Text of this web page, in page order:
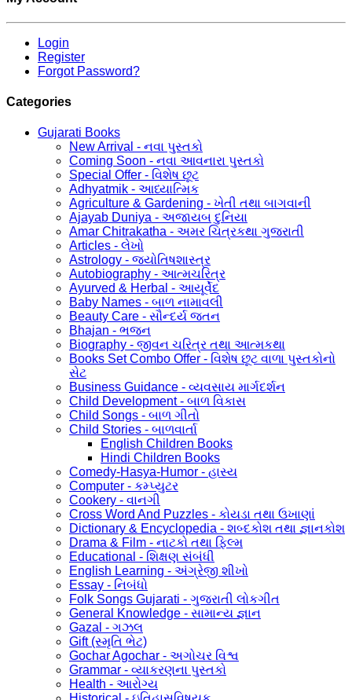
Login
Register
Forgot Password?
Categories
Gujarati Books
New Arrival - નવા પુસ્તકો
Coming Soon - નવા આવનારા પુસ્તકો
Special Offer - વિશેષ છૂટ
Adhyatmik - આધ્યાત્મિક
Agriculture & Gardening - ખેતી તથા બાગવાની
Ajayab Duniya - અજાયબ દુનિયા
Amar Chitrakatha - અમર ચિત્રકથા ગુજરાતી
Articles - લેખો
Astrology - જ્યોતિષશાસ્ત્ર
Autobiography - આત્મચરિત્ર
Ayurved & Herbal - આયૂર્વેદ
Baby Names - બાળ નામાવલી
Beauty Care - સૌન્દર્ય જતન
Bhajan - ભજન
Biography - જીવન ચરિત્ર તથા આત્મકથા
Books Set Combo Offer - વિશેષ છૂટ વાળા પુસ્તકોનો
સેટ
Business Guidance - વ્યવસાય માર્ગદર્શન
Child Development - બાળ વિકાસ
Child Songs - બાળ ગીતો
Child Stories - બાળવાર્તા
English Children Books
Hindi Children Books
Comedy-Hasya-Humor - હાસ્ય
Computer - કમ્પ્યુટર
Cookery - વાનગી
Cross Word And Puzzles - કોયડા તથા ઉખાણાં
Dictionary & Encyclopedia - શબ્દકોશ તથા જ્ઞાનકોશ
Drama & Film - નાટકો તથા ફિલ્મ
Educational - શિક્ષણ સંબંધી
English Learning - અંગ્રેજી શીખો
Essay - નિબંધો
Folk Songs Gujarati - ગુજરાતી લોકગીત
General Knowledge - સામાન્ય જ્ઞાન
Gazal - ગઝલ
Gift (સ્મૃતિ ભેટ)
Gochar Agochar - અગોચર વિશ્વ
Grammar - વ્યાકરણના પુસ્તકો
Health - આરોગ્ય